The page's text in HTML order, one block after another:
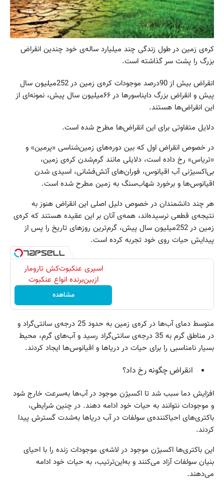
کره‌ی زمین در طول زندگی چند میلیارد ساله‌ی خود چندین انقراض
بزرگ را پشت‌ سر گذاشته است.
انقراض بیش از 90درصد موجودات کره‌ی زمین در 252میلیون سال
پیش و انقراض بزرگ دایناسورها در ۶۶میلیون سال پیش، نمونه‌ای از
این انقراض‌ها هستند.
دلایل متفاوتی برای این انقراض‌ها مطرح شده است.
در خصوص انقراض اول که بین دوره‌های زمین‌شناسی «پرمین» و
«تریاس» رخ داده است، دلایلی مانند گرم‌شدن کره‌ی زمین،
بی‌اکسیژنی آب اقیانوس، فوران‌های آتش‌فشانی، اسیدی شدن
اقیانوس‌ها و برخورد شهاب‌سنگ به زمین مطرح شده است.
هر چند دانشمندان در خصوص دلیل اصلی این انقراض هنوز به
نتیجه‌ی قطعی نرسیده‌اند، همه‌ی آنان بر این عقیده هستند که کره‌ی
زمین در 252میلیون سال پیش، گرم‌ترین روزهای تاریخ را پس از
پیدایش حیات روی خود تجربه کرده است.
اسپری عنکبوت‌‌کش تارومار
ازبین‌برنده انواع عنکبوت
مشاهده
متوسط دمای آب‌ها در کره‌ی زمین به حدود 25 درجه‌ی سانتی‌گراد و
در مناطق گرم به 35 درجه‌ی سانتی‌گراد رسید و آب‌های گرم، محیط
بسیار نامناسبی را برای حیات در دریاها و اقیانوس‌ها ایجاد كردند.
انقراض چگونه رخ داد؟
افزایش دما سبب شد تا اکسیژن موجود در آب‌ها به‌سرعت خارج شود
و موجودات نتوانند به حیات خود ادامه دهند. در چنین شرایطی،
باکتری‌های احیاکننده‌ی سولفات در آب دریاها به‌شدت گسترش پیدا
كردند.
این باکتری‌ها اکسیژن موجود در لاشه‌ی موجودات زنده را با احیای
بنیان سولفات آزاد می‌كنند و به‌این‌ترتیب، به حیات خود ادامه
می‌دهند.